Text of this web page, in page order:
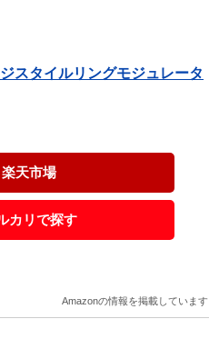
スタイルリングモジュレータ
楽天市場
カリで探す
Amazonの情報を掲載しています